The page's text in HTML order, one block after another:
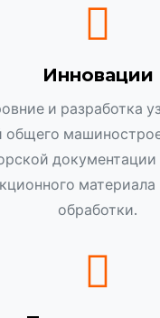
Инновации
и разработка
общего
материала
обработки.